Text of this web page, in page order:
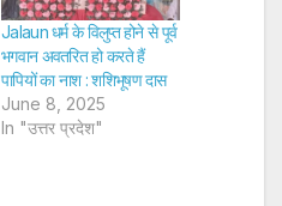
Jalaun धर्म के विलुप्त होने से पूर्व
भगवान अवतरित हो करते हैं
पापियों का नाश : शशिभूषण दास
June 8, 2025
In "उत्तर प्रदेश"